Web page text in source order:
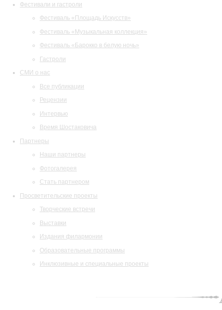
Фестивали и гастроли
Фестиваль «Площадь Искусств»
Фестиваль «Музыкальная коллекция»
Фестиваль «Барокко в белую ночь»
Гастроли
СМИ о нас
Все публикации
Рецензии
Интервью
Время Шостаковича
Партнеры
Наши партнеры
Фотогалерея
Стать партнером
Просветительские проекты
Творческие встречи
Выставки
Издания филармонии
Образовательные программы
Инклюзивные и специальные проекты